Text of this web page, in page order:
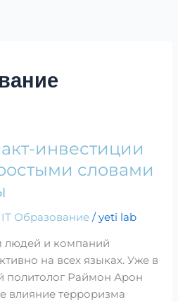
инвестиции
словами
IT Образование /yeti lab
людей и компаний
на всех языках. Уже в
политолог Раймон Арон
влияние терроризма